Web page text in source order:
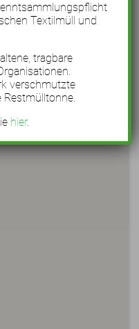
Textilmüll und
tragbare
verschmutzte
Restmülltonne.
hier.